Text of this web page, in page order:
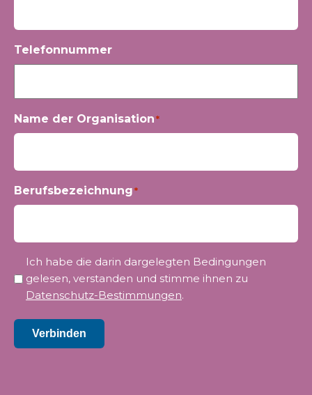
Telefonnummer
Name der Organisation*
Berufsbezeichnung*
Privatsphäre*
Ich habe die darin dargelegten Bedingungen
gelesen, verstanden und stimme ihnen zu
Datenschutz-Bestimmungen.
Verbinden